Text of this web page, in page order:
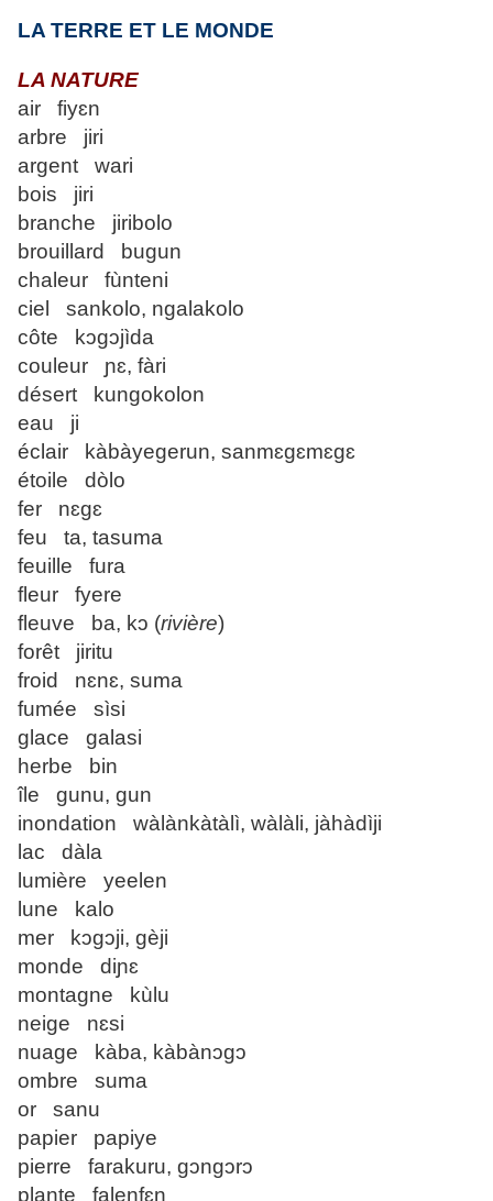
LA TERRE ET LE MONDE
LA NATURE
air fiyɛn
arbre jiri
argent wari
bois jiri
branche jiribolo
brouillard bugun
chaleur fùnteni
ciel sankolo, ngalakolo
côte kɔgɔjìda
couleur ɲɛ, fàri
désert kungokolon
eau ji
éclair kàbàyegerun, sanmɛgɛmɛgɛ
étoile dòlo
fer nɛgɛ
feu ta, tasuma
feuille fura
fleur fyere
fleuve ba, kɔ (rivière)
forêt jiritu
froid nɛnɛ, suma
fumée sìsi
glace galasi
herbe bin
île gunu, gun
inondation wàlànkàtàlì, wàlàli, jàhàdìji
lac dàla
lumière yeelen
lune kalo
mer kɔgɔji, gèji
monde diɲɛ
montagne kùlu
neige nɛsi
nuage kàba, kàbànɔgɔ
ombre suma
or sanu
papier papiye
pierre farakuru, gɔngɔrɔ
plante falenfɛn